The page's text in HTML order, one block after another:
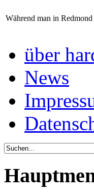
Während man in
über
News